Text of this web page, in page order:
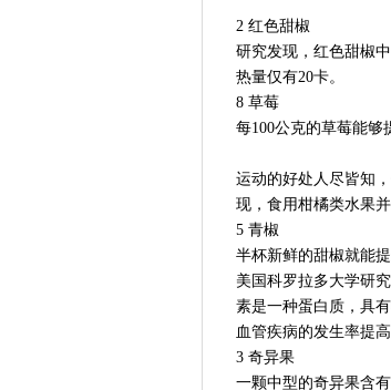
2 红色甜椒
研究发现，红色甜椒
热量仅有20卡。
8 草莓
每100公克的草莓能够
运动的好处人尽皆知
现，食用柑橘类水果
5 青椒
半杯新鲜的甜椒就能
美国科罗拉多大学研
素是一种蛋白质，具
血管疾病的发生率提高
3 奇异果
一颗中型的奇异果含